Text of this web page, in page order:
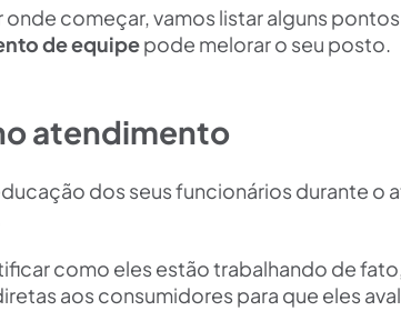
onde começar, vamos listar alguns
de equipepode melorar o seu posto.
atendimento
dos seus funcionários durante o
como eles estão trabalhando de
aos consumidores para que eles